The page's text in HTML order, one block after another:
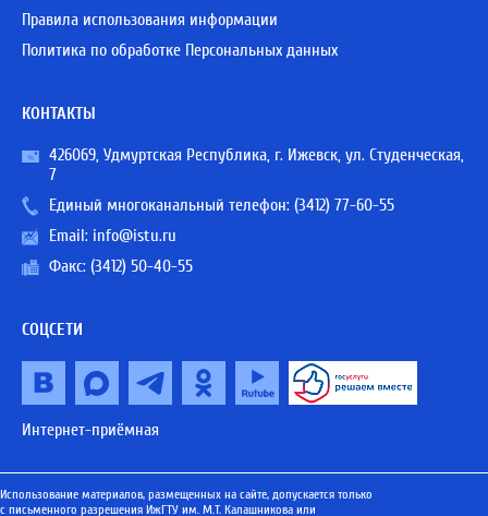
Правила использования информации
Политика по обработке Персональных данных
КОНТАКТЫ
426069, Удмуртская Республика, г. Ижевск, ул. Студенческая,
7
Единый многоканальный телефон: (3412) 77-60-55
Email: info@istu.ru
Факс: (3412) 50-40-55
СОЦСЕТИ
Интернет-приёмная
Использование материалов, размещенных на сайте, допускается только
с письменного разрешения ИжГТУ им. М.Т. Калашникова или